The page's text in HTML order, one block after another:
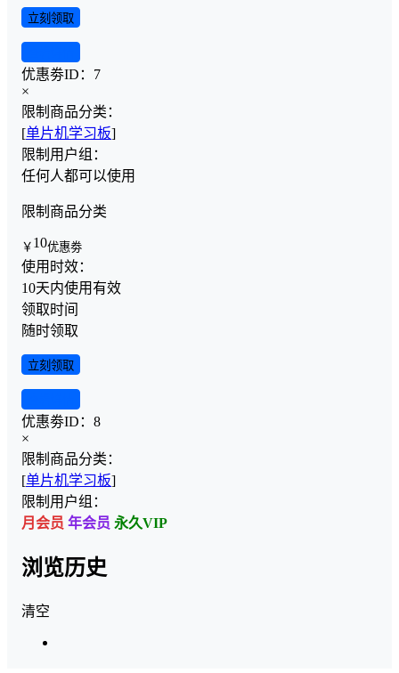
立刻领取
优惠劵ID： 7
×
限制商品分类：
[单片机学习板]
限制用户组：
任何人都可以使用
限制商品分类
￥ 10优惠劵
使用时效：
10天内使用有效
领取时间
随时领取
立刻领取
优惠劵ID： 8
×
限制商品分类：
[单片机学习板]
限制用户组：
月会员 年会员 永久VIP
浏览历史
清空